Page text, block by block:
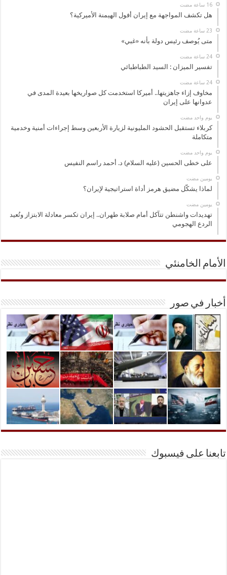
‏16 ساعة مضت
هل تكشف المواجهة مع إيران أفول الهيمنة الأميركية؟
متى يُوصف رئيس دولة بأنه «غبي»
‏24 ساعة مضت
تفسير الميزان : السيد الطباطبائي
‏24 ساعة مضت
مخاوف إزاء جاهزيتها.. أميركا استخدمت كل صواريخها بعيدة المدى في
عدوانها على إيران
‏يوم واحد مضت
كربلاء تستقبل الحشود المليونية لزيارة الأربعين وسط إجراءات أمنية وخدمية
متكاملة
‏يوم واحد مضت
على خطى الحسين (عليه السلام) د. أحمد راسم النفيس
‏يومين مضت
لماذا يشكّل مضيق هرمز أداة استراتيجية لإيران؟
‏يومين مضت
تهديدات واشنطن تتآكل أمام صلابة طهران.. إيران تكسر معادلة الابتزاز وتُعيد
الردع الهجومي
الأمام الخامنئي
أخبار في صور
تابعنا على فيسبوك